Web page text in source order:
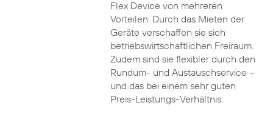
Flex Device von mehreren
Vorteilen: Durch das Mieten der
Geräte verschaffen sie sich
betriebswirtschaftlichen Freiraum.
Zudem sind sie flexibler durch den
Rundum- und Austauschservice –
und das bei einem sehr guten
Preis-Leistungs-Verhältnis.